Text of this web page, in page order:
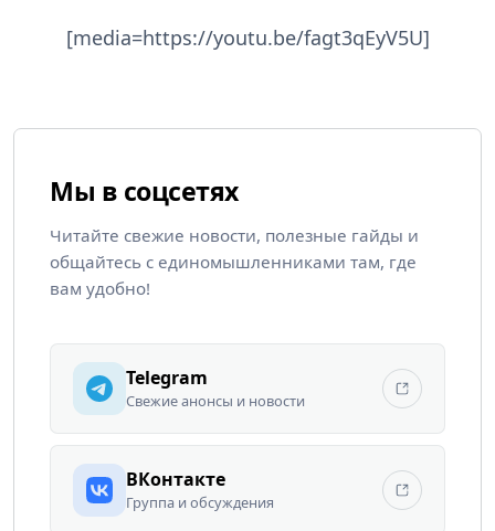
[media=https://youtu.be/fagt3qEyV5U]
Мы в соцсетях
Читайте свежие новости, полезные гайды и
общайтесь с единомышленниками там, где
вам удобно!
Telegram
Свежие анонсы и новости
ВКонтакте
Группа и обсуждения